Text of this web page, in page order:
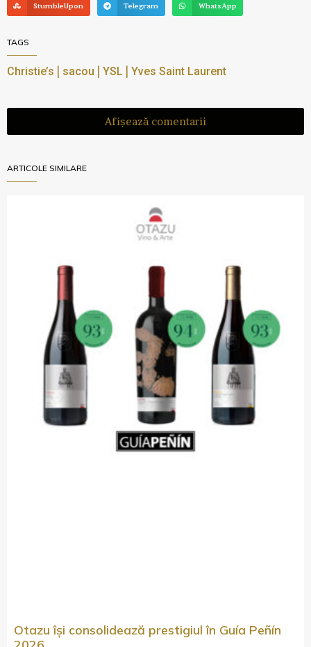
StumbleUpon Telegram WhatsApp
TAGS
Christie’s sacou YSL Yves Saint Laurent
Afișează comentarii
ARTICOLE SIMILARE
Otazu își consolidează prestigiul în Guía Peñín